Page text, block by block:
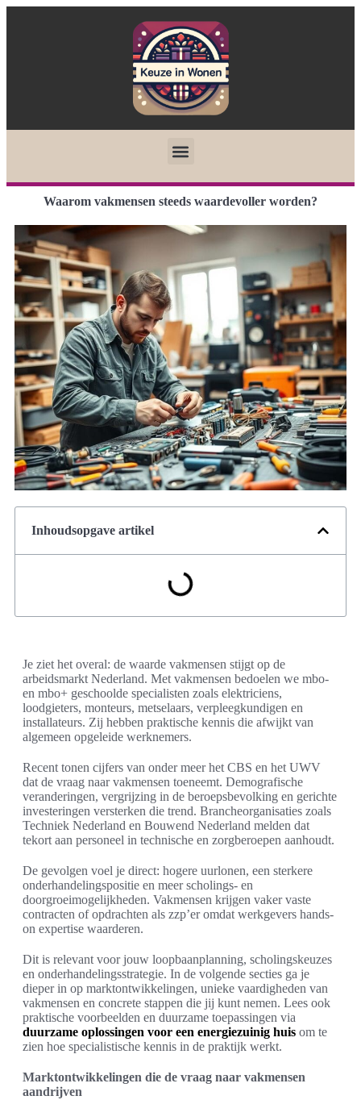
Waarom vakmensen steeds waardevoller worden?
Inhoudsopgave artikel
Je ziet het overal: de waarde vakmensen stijgt op de
arbeidsmarkt Nederland. Met vakmensen bedoelen we mbo-
en mbo+ geschoolde specialisten zoals elektriciens,
loodgieters, monteurs, metselaars, verpleegkundigen en
installateurs. Zij hebben praktische kennis die afwijkt van
algemeen opgeleide werknemers.
Recent tonen cijfers van onder meer het CBS en het UWV
dat de vraag naar vakmensen toeneemt. Demografische
veranderingen, vergrijzing in de beroepsbevolking en gerichte
investeringen versterken die trend. Brancheorganisaties zoals
Techniek Nederland en Bouwend Nederland melden dat
tekort aan personeel in technische en zorgberoepen aanhoudt.
De gevolgen voel je direct: hogere uurlonen, een sterkere
onderhandelingspositie en meer scholings- en
doorgroeimogelijkheden. Vakmensen krijgen vaker vaste
contracten of opdrachten als zzp’er omdat werkgevers hands-
on expertise waarderen.
Dit is relevant voor jouw loopbaanplanning, scholingskeuzes
en onderhandelingsstrategie. In de volgende secties ga je
dieper in op marktontwikkelingen, unieke vaardigheden van
vakmensen en concrete stappen die jij kunt nemen. Lees ook
praktische voorbeelden en duurzame toepassingen via
duurzame oplossingen voor een energiezuinig huis om te
zien hoe specialistische kennis in de praktijk werkt.
Marktontwikkelingen die de vraag naar vakmensen
aandrijven